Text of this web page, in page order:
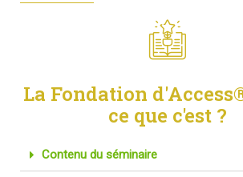
La Fondation
ce que c'est ?
Contenu du séminaire